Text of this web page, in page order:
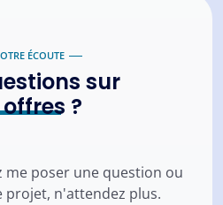
ÉCOUTE
sur
?
me poser une question ou
projet, n'attendez plus.